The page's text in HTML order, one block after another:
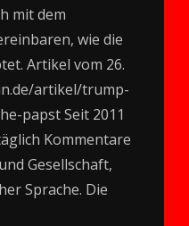
mit dem
wie die
Artikel vom 26.
artikel/trump-
papst Seit 2011
Kommentare
Gesellschaft,
Sprache. Die